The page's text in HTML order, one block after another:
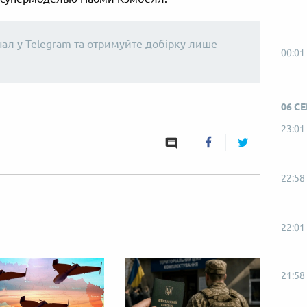
у Telegram та отримуйте добірку лише
00:01
06
23:01
22:58
22:01
21:58